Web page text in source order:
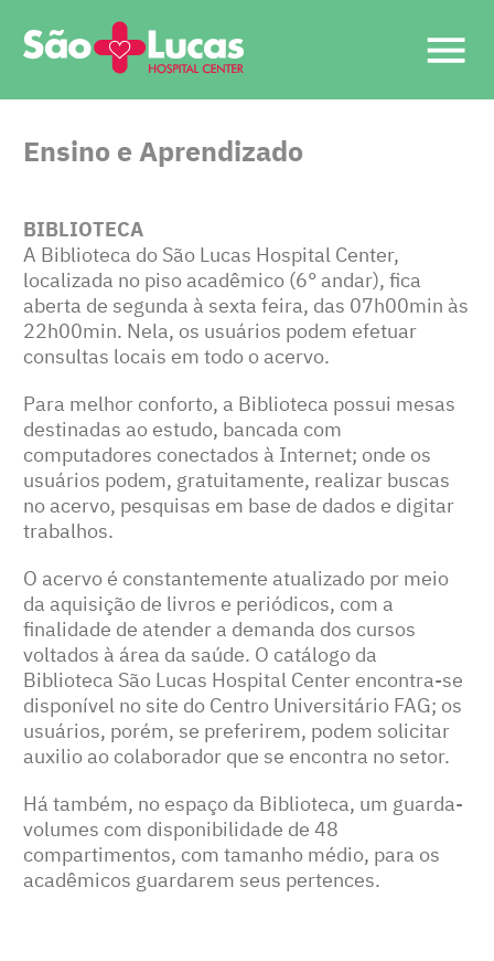
Ensino e Aprendizado
BIBLIOTECA
A Biblioteca do São Lucas Hospital Center,
localizada no piso acadêmico (6° andar), fica
aberta de segunda à sexta feira, das 07h00min às
22h00min. Nela, os usuários podem efetuar
consultas locais em todo o acervo.
Para melhor conforto, a Biblioteca possui mesas
destinadas ao estudo, bancada com
computadores conectados à Internet; onde os
usuários podem, gratuitamente, realizar buscas
no acervo, pesquisas em base de dados e digitar
trabalhos.
O acervo é constantemente atualizado por meio
da aquisição de livros e periódicos, com a
finalidade de atender a demanda dos cursos
voltados à área da saúde. O catálogo da
Biblioteca São Lucas Hospital Center encontra-se
disponível no site do Centro Universitário FAG; os
usuários, porém, se preferirem, podem solicitar
auxilio ao colaborador que se encontra no setor.
Há também, no espaço da Biblioteca, um guarda-
volumes com disponibilidade de 48
compartimentos, com tamanho médio, para os
acadêmicos guardarem seus pertences.